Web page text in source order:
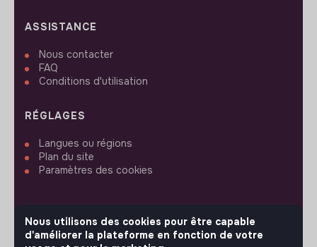
ASSISTANCE
Nous contacter
FAQ
Conditions d'utilisation
RÉGLAGES
Langues ou régions
Plan du site
Paramètres des cookies
SUIVEZ-NOUS
Nous utilisons des cookies pour être capable
d'améliorer la plateforme en fonction de votre